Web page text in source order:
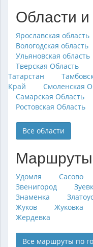
Области
Ярославская область
Вологодская область
Ульяновская область
Тверская Область
Татарстан
Край
Смоленская
Самарская Область
Ростовская Область
Все области
Маршруты
Удомля Сасово
Звенигород
Знаменка
Жуков
Жуковка
Жердевка
Все маршруты по